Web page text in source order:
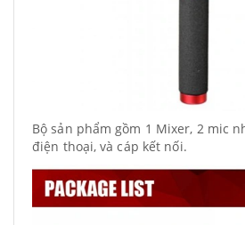
Bộ sản phẩm gồm 1 Mixer, 2 mic
điện thoại, và cáp kết nối.